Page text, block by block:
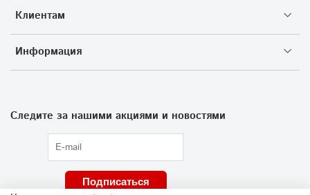
Клиентам
Информация
Следите за нашими акциями и новостями
Подписаться